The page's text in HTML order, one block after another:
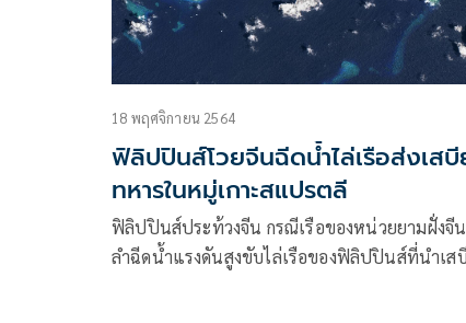
18 พฤศจิกายน 2564
ฟิลิปปินส์โวยจีนฉีดน้ำไล่เรือส่งเส
ทหารในหมู่เกาะสแปรตลี
ฟิลิปปินส์ประท้วงจีน กรณีเรือของหน่วยยามฝั่งจี
ลำฉีดน้ำแรงดันสูงขับไล่เรือของฟิลิปปินส์ที่นำเส